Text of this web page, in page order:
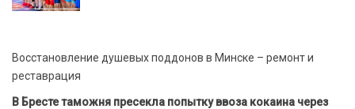
Восстановление душевых поддонов в Минске – ремонт и
реставрация
В Бресте таможня пресекла попытку ввоза кокаина через